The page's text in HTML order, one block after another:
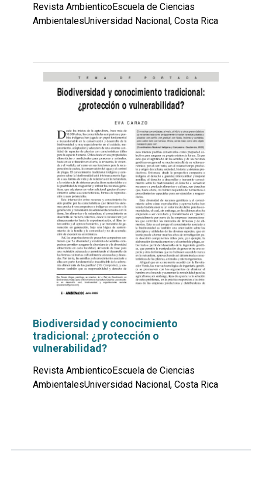
Revista AmbienticoEscuela de Ciencias
AmbientalesUniversidad Nacional, Costa Rica
Biodiversidad y conocimiento
tradicional: ¿protección o
vulnerabilidad?
Revista AmbienticoEscuela de Ciencias
AmbientalesUniversidad Nacional, Costa Rica